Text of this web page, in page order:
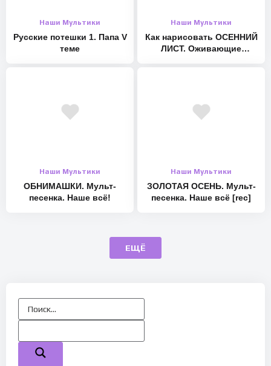
Наши Мультики
Русские потешки 1. Папа V
теме
Наши Мультики
Как нарисовать ОСЕННИЙ
ЛИСТ. Оживающие
Наши Мультики
ОБНИМАШКИ. Мульт-
песенка. Наше всё!
Наши Мультики
ЗОЛОТАЯ ОСЕНЬ. Мульт-
песенка. Наше всё [rec]
ЕЩЁ